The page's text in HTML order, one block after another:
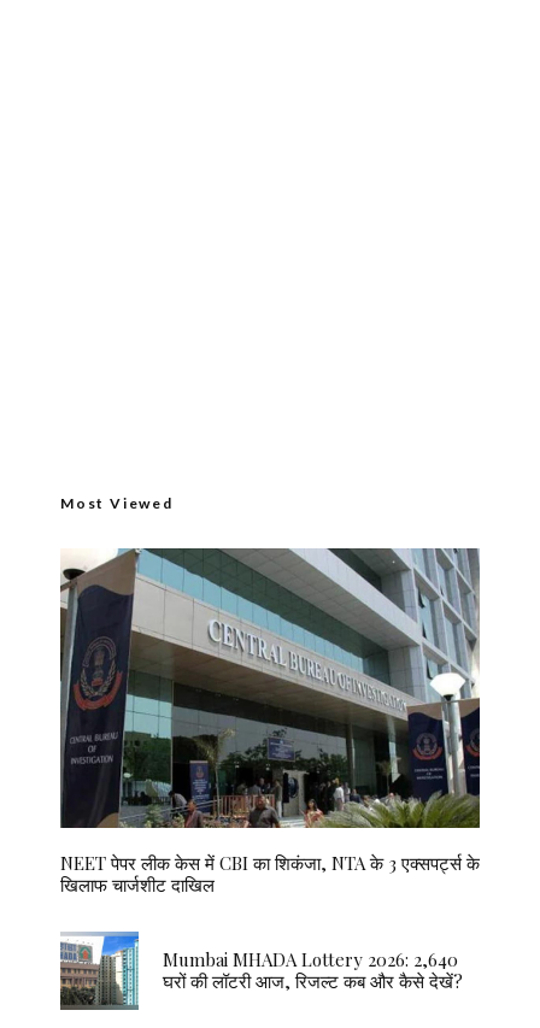
Most Viewed
NEET पेपर लीक केस में CBI का शिकंजा, NTA के 3 एक्सपर्ट्स के
खिलाफ चार्जशीट दाखिल
Mumbai MHADA Lottery 2026: 2,640
घरों की लॉटरी आज, रिजल्ट कब और कैसे देखें?